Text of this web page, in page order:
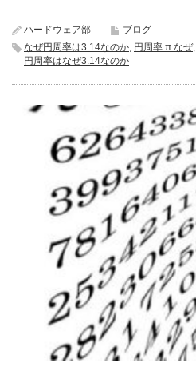
ハードウェア部
ブログ
なぜ円周率は3.14なのか, 円周率 π なぜ,
円周率はなぜ3.14なのか